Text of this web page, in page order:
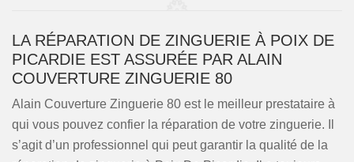
LA RÉPARATION DE ZINGUERIE À POIX DE
PICARDIE EST ASSURÉE PAR ALAIN
COUVERTURE ZINGUERIE 80
Alain Couverture Zinguerie 80 est le meilleur prestataire à
qui vous pouvez confier la réparation de votre zinguerie. Il
s’agit d’un professionnel qui peut garantir la qualité de la